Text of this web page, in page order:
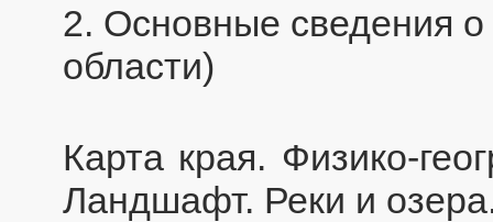
2. Основные сведения о
области)
Карта края. Физико-
Ландшафт. Реки и